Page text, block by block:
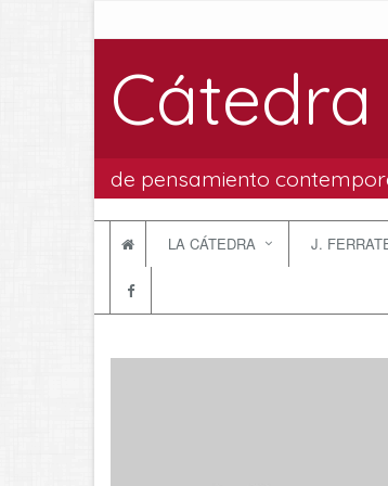
de pensamiento
LA CÁTEDRA J.